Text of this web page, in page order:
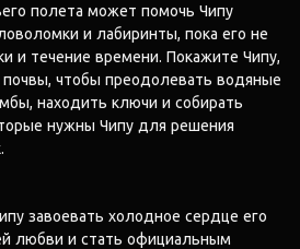
полета может помочь Чипу
и лабиринты, пока его не
и течение времени. Покажите Чипу,
почвы, чтобы преодолевать водяные
находить ключи и собирать
нужны Чипу для решения
завоевать холодное сердце его
любви и стать официальным